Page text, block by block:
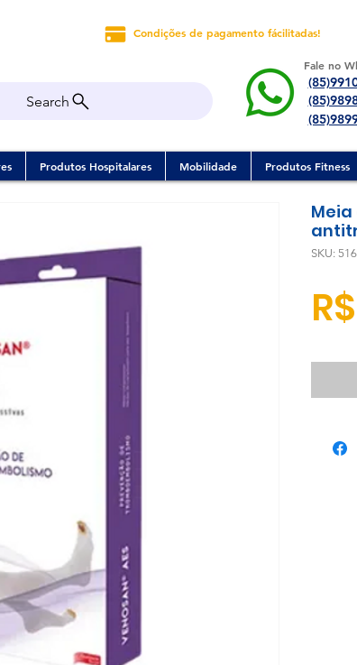
Condições de pagamento fácilitadas!
Search
Fale no
Produtos Hospitalares Mobilidade Produtos Fitness
Meia
SKU: